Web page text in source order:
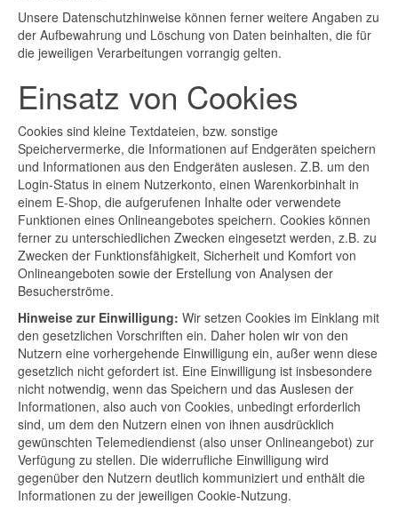
Unsere Datenschutzhinweise können ferner weitere Angaben zu
der Aufbewahrung und Löschung von Daten beinhalten, die für
die jeweiligen Verarbeitungen vorrangig gelten.
Einsatz von Cookies
Cookies sind kleine Textdateien, bzw. sonstige
Speichervermerke, die Informationen auf Endgeräten speichern
und Informationen aus den Endgeräten auslesen. Z.B. um den
Login-Status in einem Nutzerkonto, einen Warenkorbinhalt in
einem E-Shop, die aufgerufenen Inhalte oder verwendete
Funktionen eines Onlineangebotes speichern. Cookies können
ferner zu unterschiedlichen Zwecken eingesetzt werden, z.B. zu
Zwecken der Funktionsfähigkeit, Sicherheit und Komfort von
Onlineangeboten sowie der Erstellung von Analysen der
Besucherströme.
Hinweise zur Einwilligung: Wir setzen Cookies im Einklang mit
den gesetzlichen Vorschriften ein. Daher holen wir von den
Nutzern eine vorhergehende Einwilligung ein, außer wenn diese
gesetzlich nicht gefordert ist. Eine Einwilligung ist insbesondere
nicht notwendig, wenn das Speichern und das Auslesen der
Informationen, also auch von Cookies, unbedingt erforderlich
sind, um dem den Nutzern einen von ihnen ausdrücklich
gewünschten Telemediendienst (also unser Onlineangebot) zur
Verfügung zu stellen. Die widerrufliche Einwilligung wird
gegenüber den Nutzern deutlich kommuniziert und enthält die
Informationen zu der jeweiligen Cookie-Nutzung.